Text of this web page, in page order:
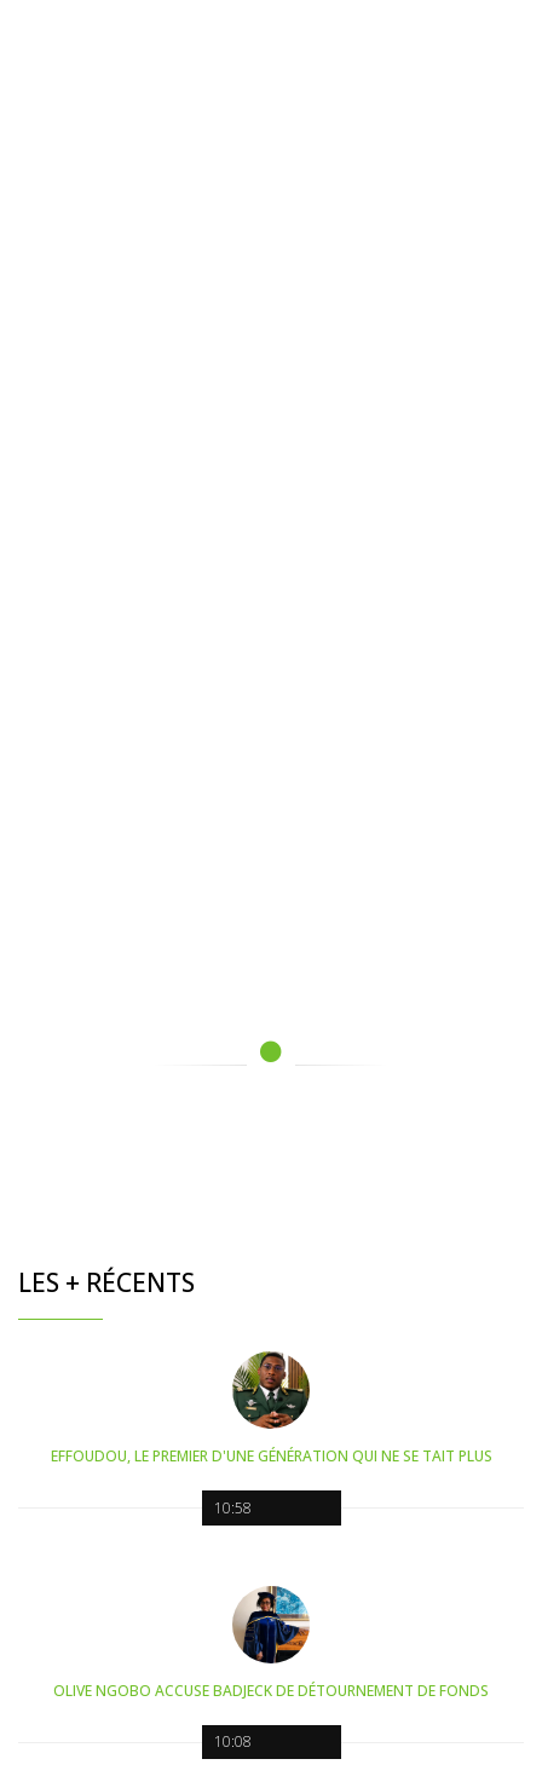
LES + RÉCENTS
10:58
EFFOUDOU, LE PREMIER D'UNE GÉNÉRATION QUI NE SE TAIT PLUS
10:08
OLIVE NGOBO ACCUSE BADJECK DE DÉTOURNEMENT DE FONDS